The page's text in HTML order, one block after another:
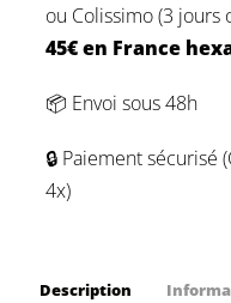
ou Colissimo (3 jours
45€ en France
📦 Envoi sous 48h
🔒 Paiement sécurisé
4x)
Description